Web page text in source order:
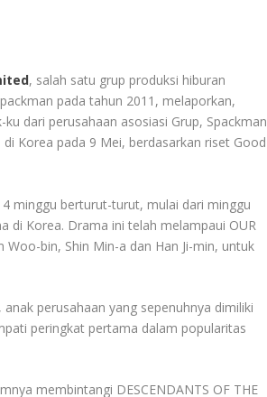
, salah satu grup produksi hiburan
pada tahun 2011, melaporkan,
dari perusahaan asosiasi Grup, Spackman
Korea pada 9 Mei, berdasarkan riset Good
minggu berturut-turut, mulai dari minggu
di Korea. Drama ini telah melampaui OUR
bin, Shin Min-a dan Han Ji-min, untuk
perusahaan yang sepenuhnya dimiliki
peringkat pertama dalam popularitas
membintangi DESCENDANTS OF THE